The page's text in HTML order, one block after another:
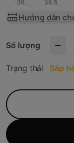
36 36.5
Hướng dẫn
Số lượng
Trạng thái Sắp